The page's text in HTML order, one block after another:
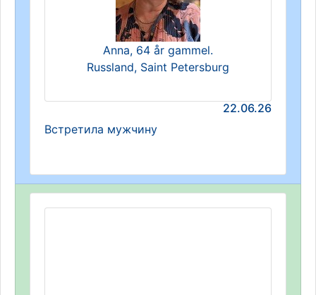
Anna, 64 år gammel.
Russland, Saint Petersburg
22.06.26
Встретила мужчину